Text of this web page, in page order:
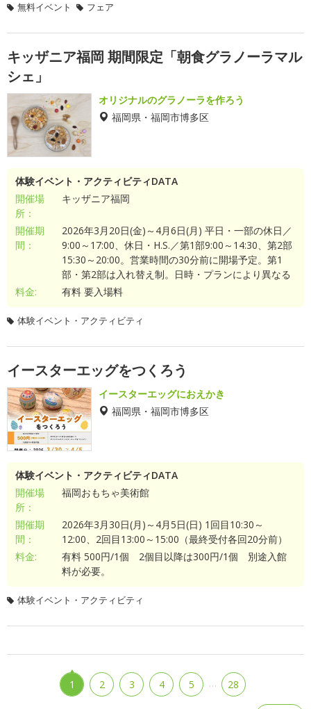
無料イベント フェア
キッザニア福岡 期間限定「朝食グラノーラマル
シェ」
オリジナルのグラノーラを作ろう
福岡県・福岡市博多区
体験イベント・アクティビティDATA
開催場
所：
キッザニア福岡
開催期
間：
2026年3月20日(金)～4月6日(月) 平日・一部の休日／
9:00～17:00、休日・H.S.／第1部9:00～14:30、第2部
15:30～20:00。営業時間の30分前に開場予定。第1
部・第2部は入れ替え制。日時・プランにより異なる
料金:
有料 要入場料
体験イベント・アクティビティ
イースターエッグをつくろう
イースターエッグにおえかき
福岡県・福岡市博多区
体験イベント・アクティビティDATA
開催場
所：
福岡おもちゃ美術館
開催期
間：
2026年3月30日(月)～4月5日(日) 1回目10:30～
12:00、2回目13:00～15:00（最終受付各回20分前）
料金:
有料 500円/1個 2個目以降は300円/1個 別途入館
料が必要。
体験イベント・アクティビティ
1 2 3 4 5 … 28